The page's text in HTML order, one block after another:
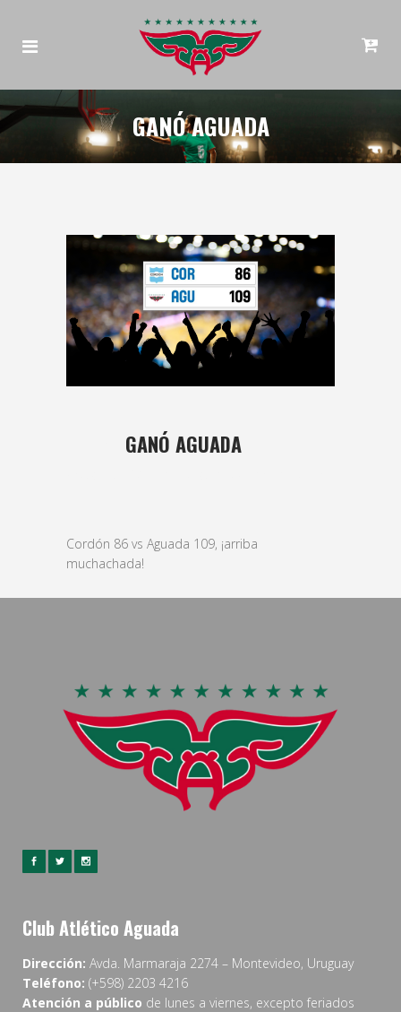
GANÓ AGUADA
GANÓ AGUADA
Cordón 86 vs Aguada 109, ¡arriba
muchachada!
Club Atlético Aguada
Dirección: Avda. Marmaraja 2274 – Montevideo, Uruguay
Teléfono: (+598) 2203 4216
Atención a público de lunes a viernes, excepto feriados